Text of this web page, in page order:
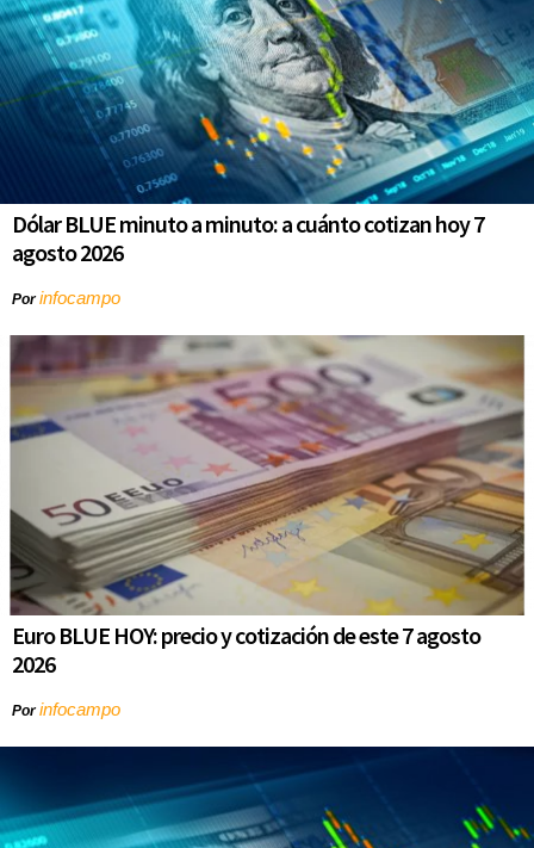
Dólar BLUE minuto a minuto: a cuánto cotizan hoy 7
agosto 2026
Porinfocampo
Euro BLUE HOY: precio y cotización de este 7 agosto
2026
Porinfocampo